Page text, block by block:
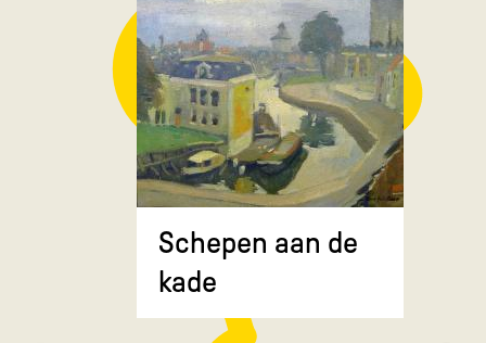
Schepen aan de
kade